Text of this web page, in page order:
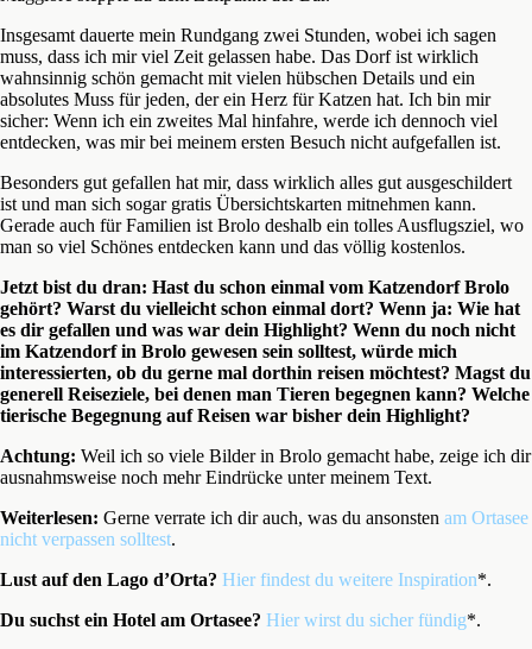
Insgesamt dauerte mein Rundgang zwei Stunden, wobei ich sagen
muss, dass ich mir viel Zeit gelassen habe. Das Dorf ist wirklich
wahnsinnig schön gemacht mit vielen hübschen Details und ein
absolutes Muss für jeden, der ein Herz für Katzen hat. Ich bin mir
sicher: Wenn ich ein zweites Mal hinfahre, werde ich dennoch viel
entdecken, was mir bei meinem ersten Besuch nicht aufgefallen ist.
Besonders gut gefallen hat mir, dass wirklich alles gut ausgeschildert
ist und man sich sogar gratis Übersichtskarten mitnehmen kann.
Gerade auch für Familien ist Brolo deshalb ein tolles Ausflugsziel, wo
man so viel Schönes entdecken kann und das völlig kostenlos.
Jetzt bist du dran: Hast du schon einmal vom Katzendorf Brolo
gehört? Warst du vielleicht schon einmal dort? Wenn ja: Wie hat
es dir gefallen und was war dein Highlight? Wenn du noch nicht
im Katzendorf in Brolo gewesen sein solltest, würde mich
interessierten, ob du gerne mal dorthin reisen möchtest? Magst du
generell Reiseziele, bei denen man Tieren begegnen kann? Welche
tierische Begegnung auf Reisen war bisher dein Highlight?
Achtung: Weil ich so viele Bilder in Brolo gemacht habe, zeige ich dir
ausnahmsweise noch mehr Eindrücke unter meinem Text.
Weiterlesen: Gerne verrate ich dir auch, was du ansonsten am Ortasee
nicht verpassen solltest.
Lust auf den Lago d’Orta? Hier findest du weitere Inspiration*.
Du suchst ein Hotel am Ortasee? Hier wirst du sicher fündig*.